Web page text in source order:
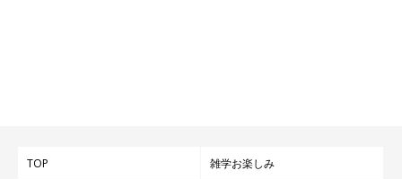
TOP 雑学お楽しみ